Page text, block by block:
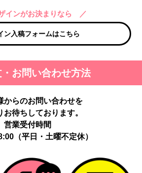
インがお決まりなら ／
ン入稿フォームはこちら
・お問い合わせ方法
からのお問い合わせを
お待ちしております。
営業受付時間
（平日・土曜不定休）